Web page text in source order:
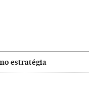
estratégia